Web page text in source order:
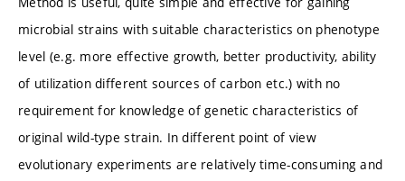
microbial strains with suitable characteristics on phenotype
level (e.g. more effective growth, better productivity, ability
of utilization different sources of carbon etc.) with no
requirement for knowledge of genetic characteristics of
original wild-type strain. In different point of view
evolutionary experiments are relatively time-consuming and